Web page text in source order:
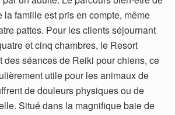
la famille est pris en compte, même
pattes. Pour les clients séjournant
et cinq chambres, le Resort
des séances de Reiki pour chiens, ce
utile pour les animaux de
de douleurs physiques ou de
Situé dans la magnifique baie de